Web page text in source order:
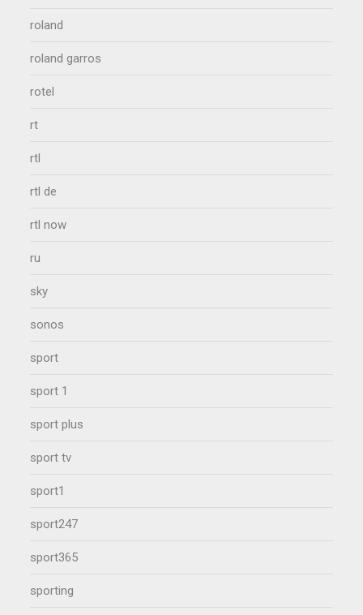
roland
roland garros
rotel
rt
rtl
rtl de
rtl now
ru
sky
sonos
sport
sport 1
sport plus
sport tv
sport1
sport247
sport365
sporting